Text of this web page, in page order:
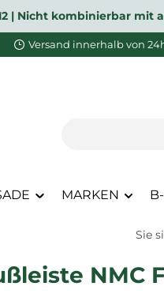
| Nicht kombinierbar
Versand innerhalb von
MARKEN
Sie
NMC